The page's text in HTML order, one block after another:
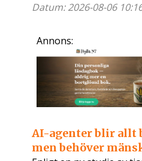
Datum: 2026-08-06
Annons:
AI-agenter blir allt
men behöver